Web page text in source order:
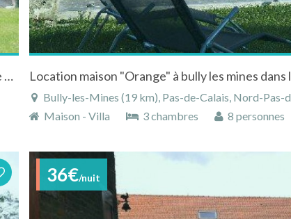
Gîte rural "la Charolaise"à Herrin, équipé PMR dans le Nord proche de Lille
Bully-les-Mines (19 km), Pas-de-Calais, Nord-Pas-de-
Maison - Villa
3 chambres 8 personnes
36€/nuit